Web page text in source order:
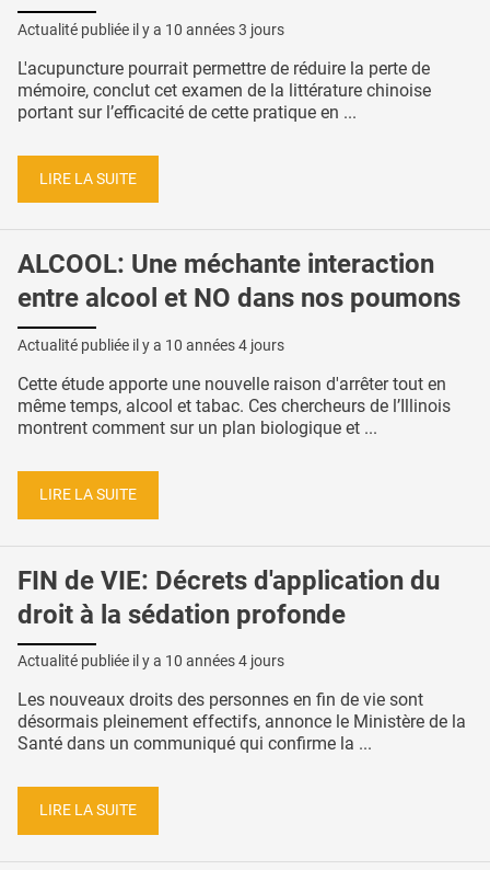
Actualité publiée il y a 10 années 3 jours
L'acupuncture pourrait permettre de réduire la perte de
mémoire, conclut cet examen de la littérature chinoise
portant sur l’efficacité de cette pratique en ...
LIRE LA SUITE
ALCOOL: Une méchante interaction
entre alcool et NO dans nos poumons
Actualité publiée il y a 10 années 4 jours
Cette étude apporte une nouvelle raison d'arrêter tout en
même temps, alcool et tabac. Ces chercheurs de l’Illinois
montrent comment sur un plan biologique et ...
LIRE LA SUITE
FIN de VIE: Décrets d'application du
droit à la sédation profonde
Actualité publiée il y a 10 années 4 jours
Les nouveaux droits des personnes en fin de vie sont
désormais pleinement effectifs, annonce le Ministère de la
Santé dans un communiqué qui confirme la ...
LIRE LA SUITE